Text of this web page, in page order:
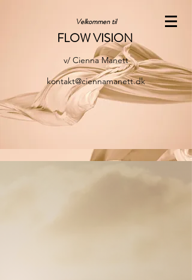
Velkommen til
FLOW VISION
v/ Cienna Manett
kontakt@ciennamanett.dk